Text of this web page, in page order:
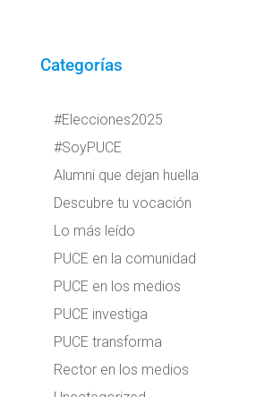
Categorías
#Elecciones2025
#SoyPUCE
Alumni que dejan huella
Descubre tu vocación
Lo más leído
PUCE en la comunidad
PUCE en los medios
PUCE investiga
PUCE transforma
Rector en los medios